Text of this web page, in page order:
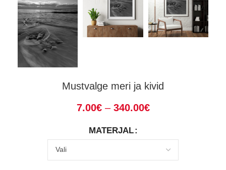
Mustvalge meri ja kivid
7.00€ – 340.00€
MATERJAL